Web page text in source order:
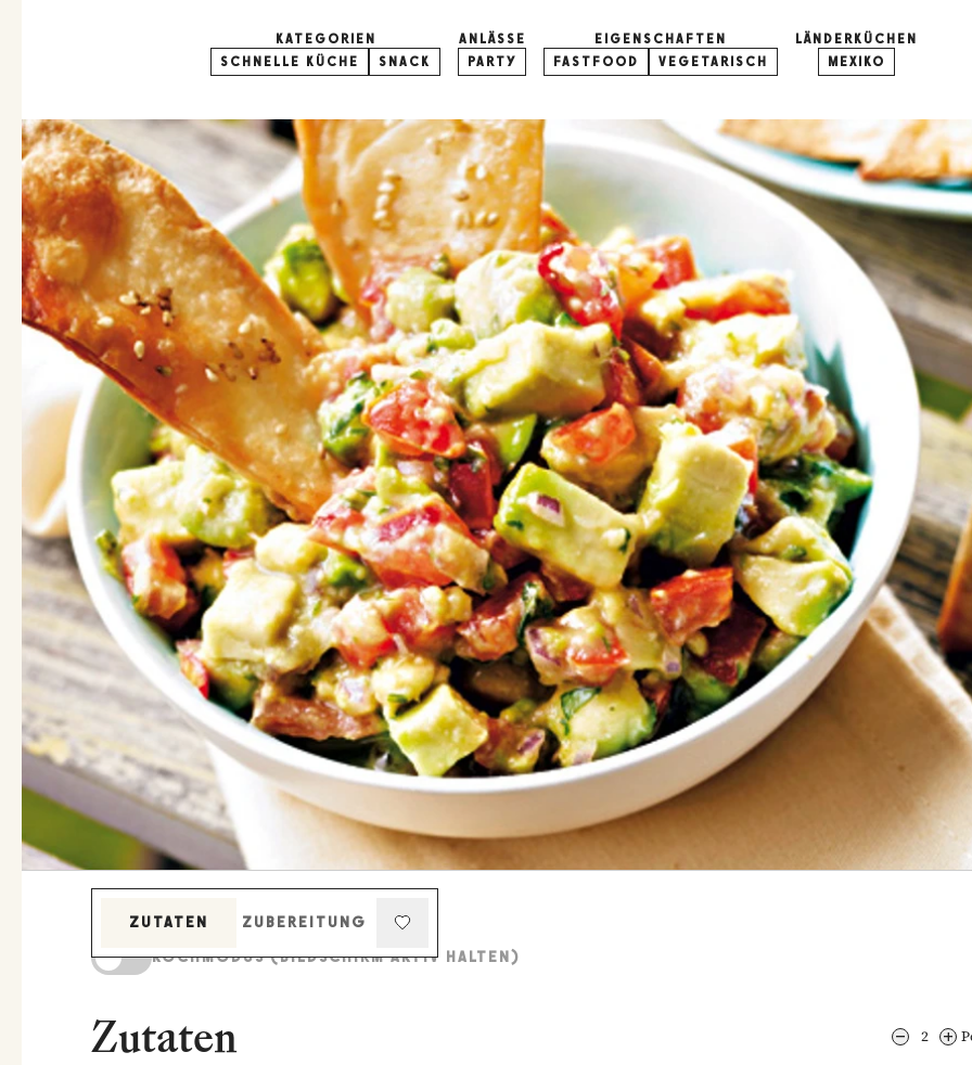
KATEGORIEN
SCHNELLE KÜCHE
SNACK
ANLÄSSE
PARTY
EIGENSCHAFTEN
FASTFOOD
VEGETARISCH
LÄNDERKÜCHEN
MEXIKO
ZUTATEN
ZUBEREITUNG
KOCHMODUS (BILDSCHIRM AKTIV HALTEN)
Zutaten 2